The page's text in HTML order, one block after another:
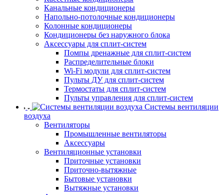
Канальные кондиционеры
Напольно-потолочные кондиционеры
Колонные кондиционеры
Кондиционеры без наружного блока
Аксессуары для сплит-систем
Помпы дренажные для сплит-систем
Распределительные блоки
Wi-Fi модули для сплит-систем
Пульты ДУ для сплит-систем
Термостаты для сплит-систем
Пульты управления для сплит-систем
Системы вентиляции
воздуха
Вентиляторы
Промышленные вентиляторы
Аксессуары
Вентиляционные установки
Приточные установки
Приточно-вытяжные
Бытовые установки
Вытяжные установки